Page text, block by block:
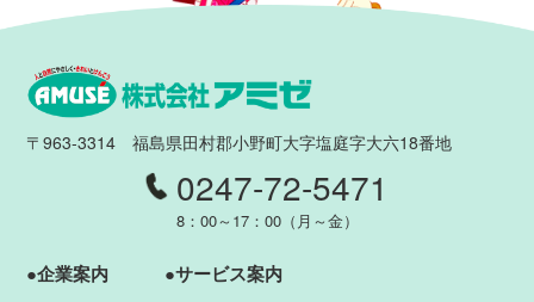
〒963-3314 福島県田村郡小野町大字塩庭字大六18番地
0247-72-5471
8：00～17：00（月～金）
●企業案内 ●サービス案内